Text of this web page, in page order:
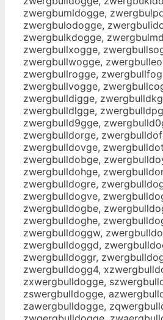
zwergbumldogge,
zwergbulodogge,
zwergbulkdogge,
zwergbullxogge,
zwergbullwogge,
zwergbullrogge,
zwergbullvogge,
zwergbulldigge,
zwergbulldlgge,
zwergbulld9gge,
zwergbulldorge,
zwergbulldovge,
zwergbulldobge,
zwergbulldohge,
zwergbulldogre,
zwergbulldogve,
zwergbulldogbe,
zwergbulldoghe,
zwergbulldoggw,
zwergbulldoggd,
zwergbulldoggr,
zwergbulldogg4,
zxwergbulldogge,
zswergbulldogge,
zawergbulldogge,